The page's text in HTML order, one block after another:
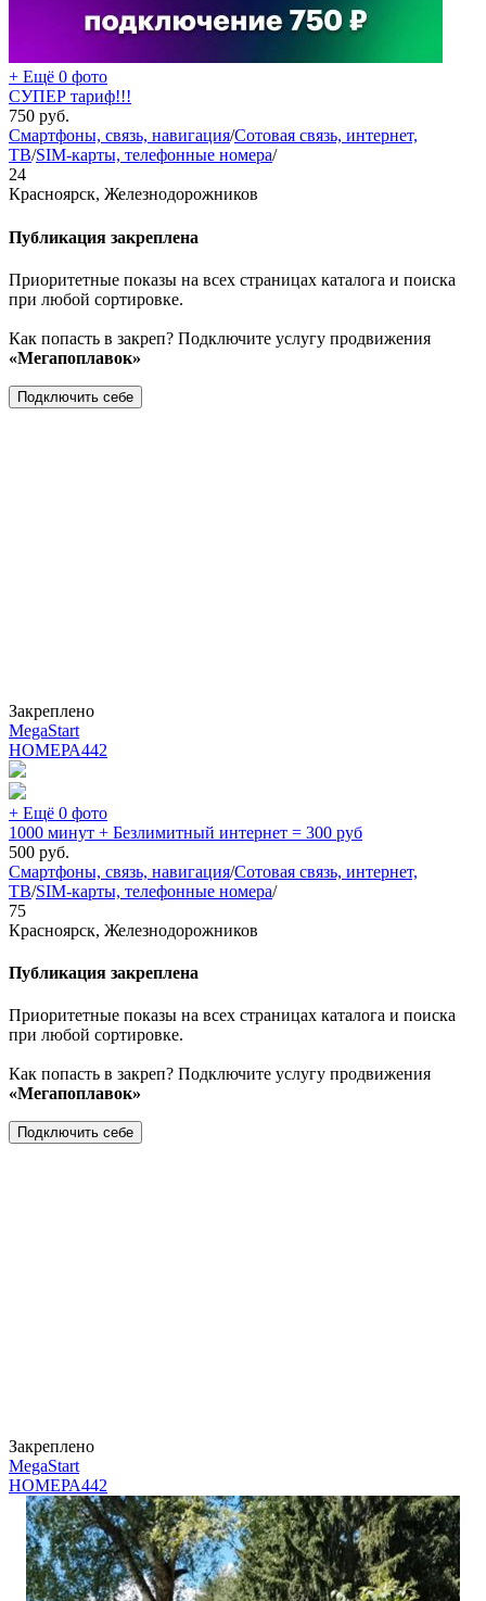
+ Ещё 0 фото
СУПЕР тариф!!!
750 руб.
Смартфоны, связь, навигация/Сотовая связь, интернет,
ТВ/SIM-карты, телефонные номера/
24
Красноярск, Железнодорожников
Публикация закреплена
Приоритетные показы на всех страницах каталога и поиска
при любой сортировке.
Как попасть в закреп? Подключите услугу продвижения
«Мегапоплавок»
Подключить себе
Закреплено
MegaStart
НОМЕРА442
+ Ещё 0 фото
1000 минут + Безлимитный интернет = 300 руб
500 руб.
Смартфоны, связь, навигация/Сотовая связь, интернет,
ТВ/SIM-карты, телефонные номера/
75
Красноярск, Железнодорожников
Публикация закреплена
Приоритетные показы на всех страницах каталога и поиска
при любой сортировке.
Как попасть в закреп? Подключите услугу продвижения
«Мегапоплавок»
Подключить себе
Закреплено
MegaStart
НОМЕРА442